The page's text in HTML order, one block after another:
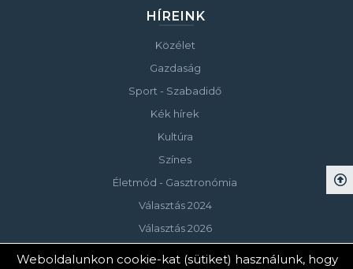
HÍREINK
Közélet
Gazdaság
Sport - Szabadidő
Kék hírek
Kultúra
Színes
Életmód - Gasztronómia
Választás 2024
Választás 2026
Weboldalunkon cookie-kat (sütiket) használunk, hogy